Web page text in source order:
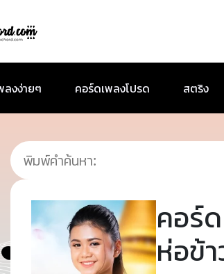
ลงง่ายๆ คอร์ดเพลงโปรด สตริง
คอร์
ห่อข้